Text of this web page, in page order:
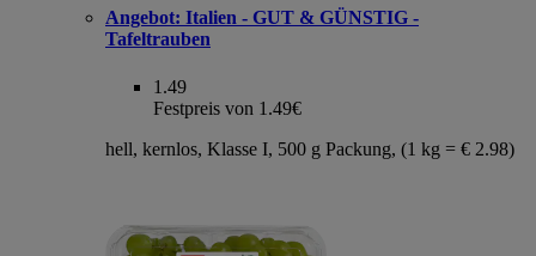
Angebot: Italien - GUT & GÜNSTIG -
Tafeltrauben
1.49
Festpreis von 1.49€
hell, kernlos, Klasse I, 500 g Packung, (1 kg = € 2.98)